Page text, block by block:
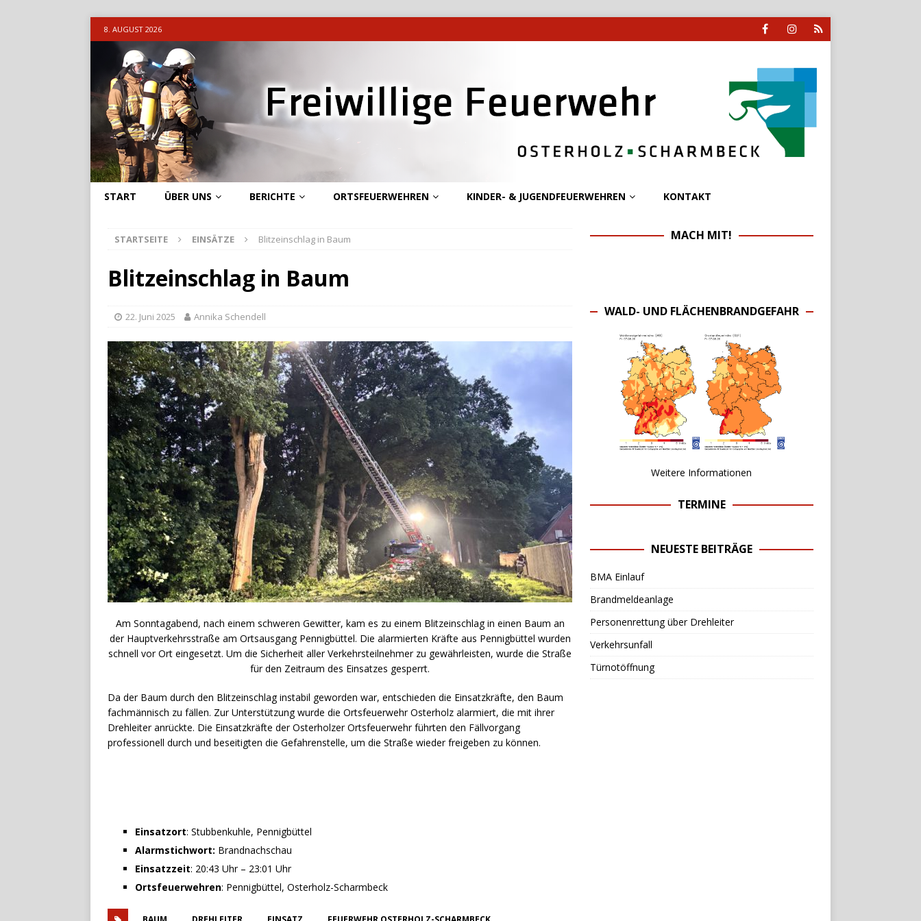
8. AUGUST 2026
START ÜBER UNS BERICHTE ORTSFEUERWEHREN KINDER- & JUGENDFEUERWEHREN KONTAKT
STARTSEITE EINSÄTZE Blitzeinschlag in Baum
Blitzeinschlag in Baum
22. Juni 2025 Annika Schendell
Am Sonntagabend, nach einem schweren Gewitter, kam es zu einem Blitzeinschlag in einen Baum an
der Hauptverkehrsstraße am Ortsausgang Pennigbüttel. Die alarmierten Kräfte aus Pennigbüttel wurden
schnell vor Ort eingesetzt. Um die Sicherheit aller Verkehrsteilnehmer zu gewährleisten, wurde die Straße
für den Zeitraum des Einsatzes gesperrt.
Da der Baum durch den Blitzeinschlag instabil geworden war, entschieden die Einsatzkräfte, den Baum
fachmännisch zu fällen. Zur Unterstützung wurde die Ortsfeuerwehr Osterholz alarmiert, die mit ihrer
Drehleiter anrückte. Die Einsatzkräfte der Osterholzer Ortsfeuerwehr führten den Fällvorgang
professionell durch und beseitigten die Gefahrenstelle, um die Straße wieder freigeben zu können.
Einsatzort: Stubbenkuhle, Pennigbüttel
Alarmstichwort: Brandnachschau
Einsatzzeit: 20:43 Uhr – 23:01 Uhr
Ortsfeuerwehren: Pennigbüttel, Osterholz-Scharmbeck
MACH MIT!
WALD- UND FLÄCHENBRANDGEFAHR
Weitere Informationen
TERMINE
NEUESTE BEITRÄGE
BMA Einlauf
Brandmeldeanlage
Personenrettung über Drehleiter
Verkehrsunfall
Türnotöffnung